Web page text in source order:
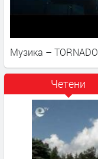
Музика –
Четени